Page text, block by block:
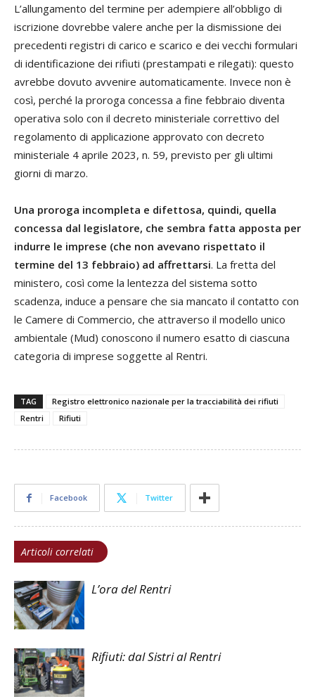
L’allungamento del termine per adempiere all’obbligo di
iscrizione dovrebbe valere anche per la dismissione dei
precedenti registri di carico e scarico e dei vecchi formulari
di identificazione dei rifiuti (prestampati e rilegati): questo
avrebbe dovuto avvenire automaticamente. Invece non è
così, perché la proroga concessa a fine febbraio diventa
operativa solo con il decreto ministeriale correttivo del
regolamento di applicazione approvato con decreto
ministeriale 4 aprile 2023, n. 59, previsto per gli ultimi
giorni di marzo.
Una proroga incompleta e difettosa, quindi, quella
concessa dal legislatore, che sembra fatta apposta per
indurre le imprese (che non avevano rispettato il
termine del 13 febbraio) ad affrettarsi. La fretta del
ministero, così come la lentezza del sistema sotto
scadenza, induce a pensare che sia mancato il contatto con
le Camere di Commercio, che attraverso il modello unico
ambientale (Mud) conoscono il numero esatto di ciascuna
categoria di imprese soggette al Rentri.
TAG
Registro elettronico nazionale per la tracciabilità dei rifiuti
Rentri
Rifiuti
Facebook Twitter
Articoli correlati
L’ora del Rentri
Rifiuti: dal Sistri al Rentri